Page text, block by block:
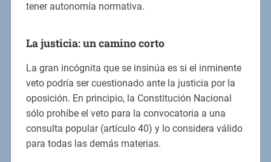
tener autonomía normativa.
La justicia: un camino corto
La gran incógnita que se insinúa es si el inminente
veto podría ser cuestionado ante la justicia por la
oposición. En principio, la Constitución Nacional
sólo prohíbe el veto para la convocatoria a una
consulta popular (artículo 40) y lo considera válido
para todas las demás materias.